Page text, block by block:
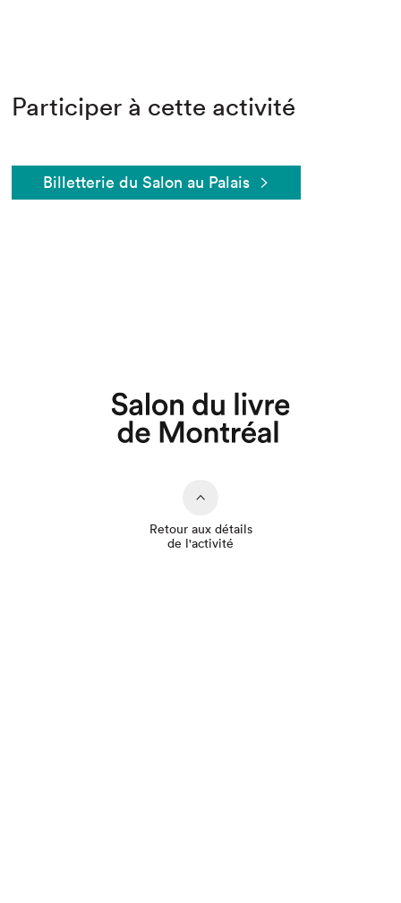
Participer à cette activité
Billetterie du Salon au Palais
Retour aux détails
de l'activité